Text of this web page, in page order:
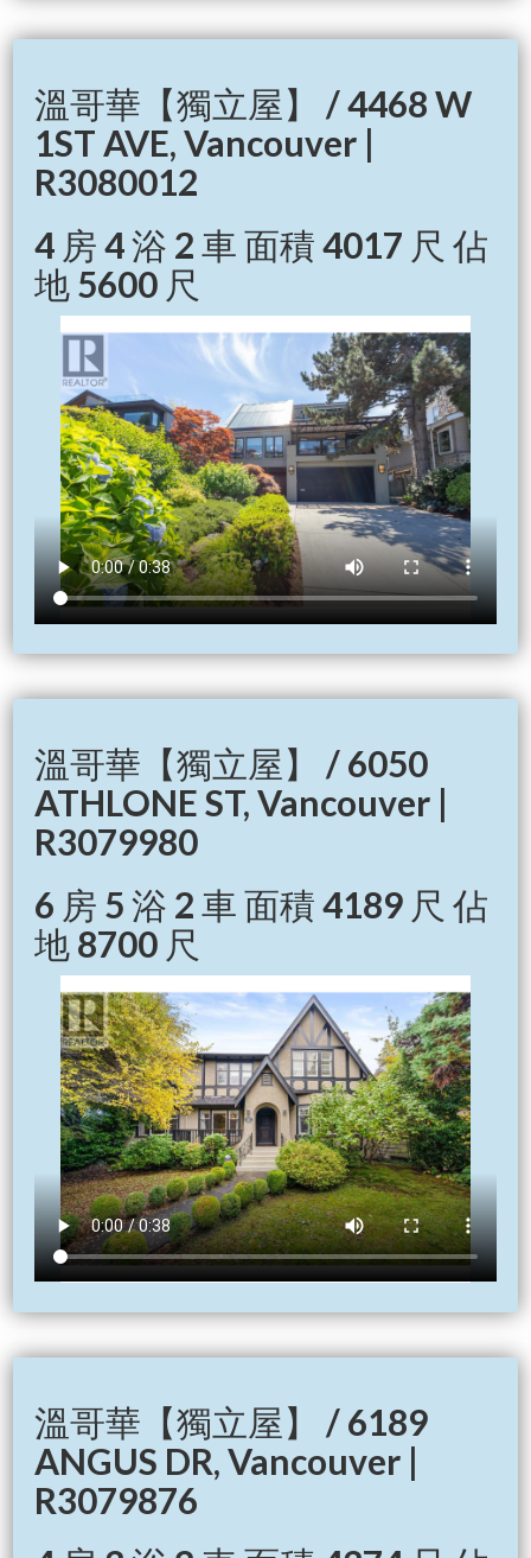
溫哥華【獨立屋】 / 4468 W
1ST AVE, Vancouver |
R3080012
4 房 4 浴 2 車 面積 4017 尺 佔
地 5600 尺
溫哥華【獨立屋】 / 6050
ATHLONE ST, Vancouver |
R3079980
6 房 5 浴 2 車 面積 4189 尺 佔
地 8700 尺
溫哥華【獨立屋】 / 6189
ANGUS DR, Vancouver |
R3079876